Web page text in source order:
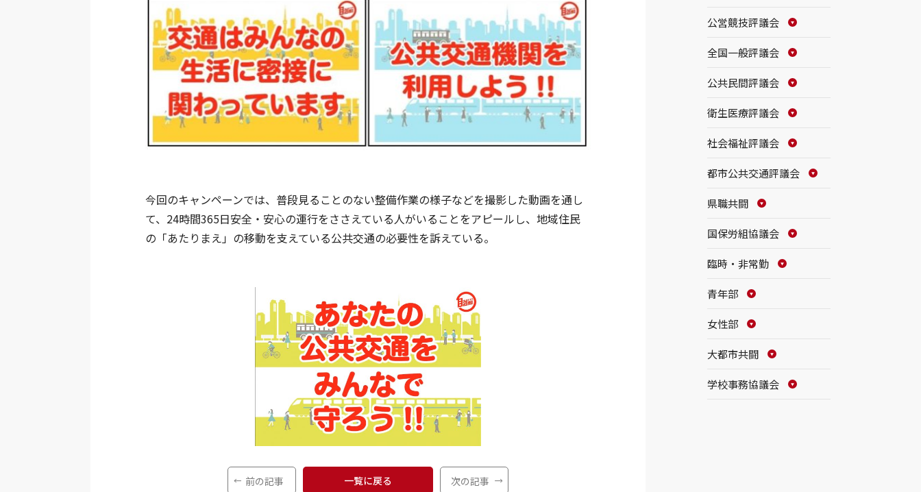
今回のキャンペーンでは、普段見ることのない整備作業の様子などを撮影した動画を通し
て、24時間365日安全・安心の運行をささえている人がいることをアピールし、地域住民
の「あたりまえ」の移動を支えている公共交通の必要性を訴えている。
前の記事 一覧に戻る 次の記事
公営競技評議会
全国一般評議会
公共民間評議会
衛生医療評議会
社会福祉評議会
都市公共交通評議会
県職共闘
国保労組協議会
臨時・非常勤
青年部
女性部
大都市共闘
学校事務協議会